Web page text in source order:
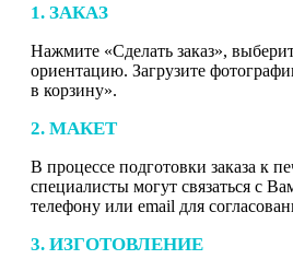
1. ЗАКАЗ
Нажмите «Сделать заказ»,
ориентацию. Загрузите
в корзину».
2. МАКЕТ
В процессе подготовки заказа к
специалисты могут связаться с
телефону или email для
3. ИЗГОТОВЛЕНИЕ